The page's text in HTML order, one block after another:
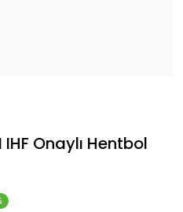
Onaylı Hentbol